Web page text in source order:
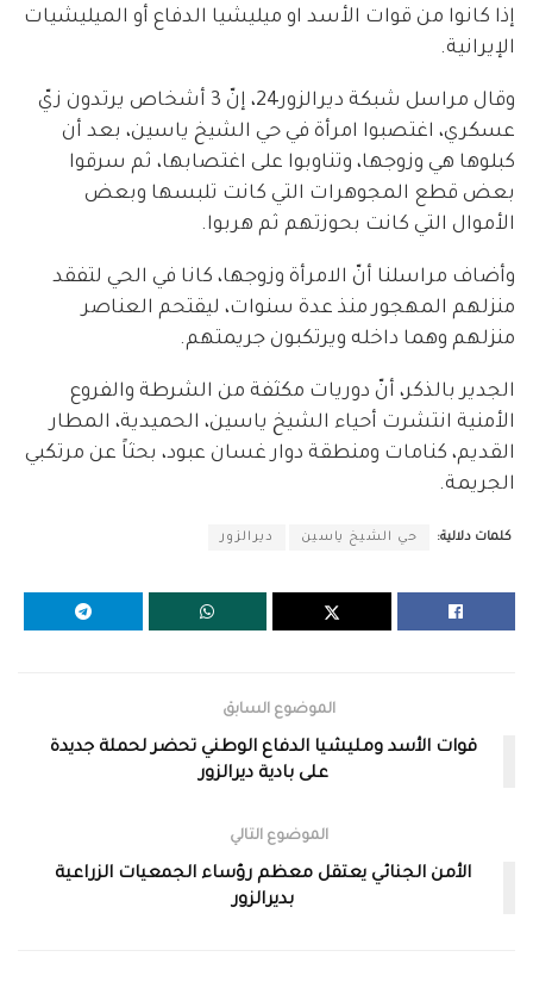
إذا كانوا من قوات الأسد او ميليشيا الدفاع أو الميليشيات
الإيرانية.
وقال مراسل شبكة ديرالزور24، إنّ 3 أشخاص يرتدون زيّ
عسكري، اغتصبوا امرأة في حي الشيخ ياسين، بعد أن
كبلوها هي وزوجها، وتناوبوا على اغتصابها، ثم سرقوا
بعض قطع المجوهرات التي كانت تلبسها وبعض
الأموال التي كانت بحوزتهم ثم هربوا.
وأضاف مراسلنا أنّ الامرأة وزوجها، كانا في الحي لتفقد
منزلهم المهجور منذ عدة سنوات، ليقتحم العناصر
منزلهم وهما داخله ويرتكبون جريمتهم.
الجدير بالذكر، أنّ دوريات مكثفة من الشرطة والفروع
الأمنية انتشرت أحياء الشيخ ياسين، الحميدية، المطار
القديم، كنامات ومنطقة دوار غسان عبود، بحثاً عن مرتكبي
الجريمة.
كلمات دلالية: حي الشيخ ياسين ديرالزور
الموضوع السابق
قوات الأسد ومليشيا الدفاع الوطني تحضر لحملة جديدة
على بادية ديرالزور
الموضوع التالي
الأمن الجنائي يعتقل معظم رؤساء الجمعيات الزراعية
بديرالزور